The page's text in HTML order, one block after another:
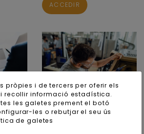
ACCEDIR
Dret laboral
La gestió dels recursos
pròpies i de tercers per oferir els
recollir informació estadística.
les galetes prement el botó
les o rebutjar el seu ús
de galetes